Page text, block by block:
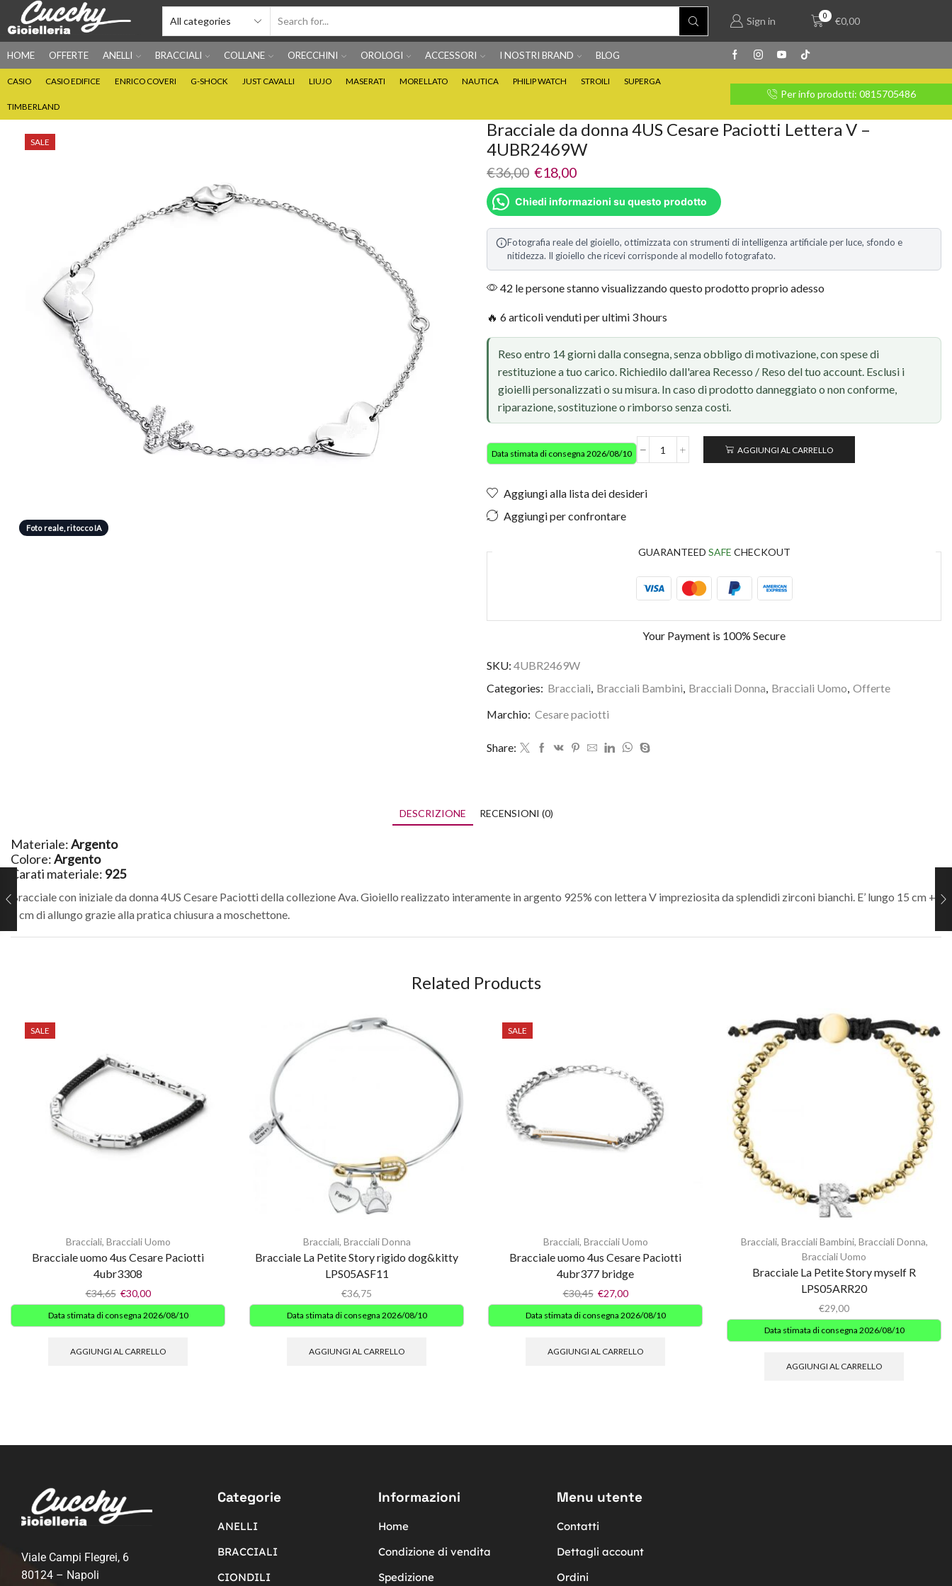
Sign in 0 €0,00
HOME OFFERTE ANELLI BRACCIALI COLLANE ORECCHINI OROLOGI ACCESSORI I NOSTRI BRAND BLOG
CASIO CASIO EDIFICE ENRICO COVERI G-SHOCK JUST CAVALLI LIUJO MASERATI MORELLATO NAUTICA PHILIP WATCH STROILI SUPERGA
TIMBERLAND
Per info prodotti: 0815705486
SALE
Foto reale, ritocco IA
Bracciale da donna 4US Cesare Paciotti Lettera V –
4UBR2469W
€36,00 €18,00
Chiedi informazioni su questo prodotto
Fotografia reale del gioiello, ottimizzata con strumenti di intelligenza artificiale per luce, sfondo e
nitidezza. Il gioiello che ricevi corrisponde al modello fotografato.
42 le persone stanno visualizzando questo prodotto proprio adesso
🔥 6 articoli venduti per ultimi 3 hours
Reso entro 14 giorni dalla consegna, senza obbligo di motivazione, con spese di
restituzione a tuo carico. Richiedilo dall'area Recesso / Reso del tuo account. Esclusi i
gioielli personalizzati o su misura. In caso di prodotto danneggiato o non conforme,
riparazione, sostituzione o rimborso senza costi.
Data stimata di consegna 2026/08/10 AGGIUNGI AL CARRELLO
Aggiungi alla lista dei desideri
Aggiungi per confrontare
GUARANTEED SAFE CHECKOUT
Your Payment is 100% Secure
SKU: 4UBR2469W
Categories: Bracciali Bracciali Bambini Bracciali Donna Bracciali Uomo Offerte
Marchio: Cesare paciotti
Share:
DESCRIZIONE RECENSIONI (0)
Materiale:Argento
Colore:Argento
Carati materiale: 925
Bracciale con iniziale da donna 4US Cesare Paciotti della collezione Ava. Gioiello realizzato interamente in argento 925% con lettera V impreziosita da splendidi zirconi bianchi. E’ lungo 15 cm +
5 cm di allungo grazie alla pratica chiusura a moschettone.
Related Products
SALE
Bracciali, Bracciali Uomo
Bracciale uomo 4us Cesare Paciotti
4ubr3308
€34,65 €30,00
Data stimata di consegna 2026/08/10
AGGIUNGI AL CARRELLO
Bracciali, Bracciali Donna
Bracciale La Petite Story rigido dog&kitty
LPS05ASF11
€36,75
Data stimata di consegna 2026/08/10
AGGIUNGI AL CARRELLO
SALE
Bracciali, Bracciali Uomo
Bracciale uomo 4us Cesare Paciotti
4ubr377 bridge
€30,45 €27,00
Data stimata di consegna 2026/08/10
AGGIUNGI AL CARRELLO
Bracciali, Bracciali Bambini, Bracciali Donna,
Bracciali Uomo
Bracciale La Petite Story myself R
LPS05ARR20
€29,00
Data stimata di consegna 2026/08/10
AGGIUNGI AL CARRELLO
Viale Campi Flegrei, 6
80124 – Napoli
Categorie
ANELLI
BRACCIALI
CIONDILI
Informazioni
Home
Condizione di vendita
Spedizione
Menu utente
Contatti
Dettagli account
Ordini